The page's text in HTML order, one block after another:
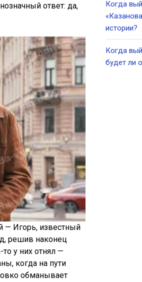
ответ: да,
— Игорь, известный
решив наконец
у них отнял —
когда на пути
обманывает
Когда
истории?
Когда
будет ли